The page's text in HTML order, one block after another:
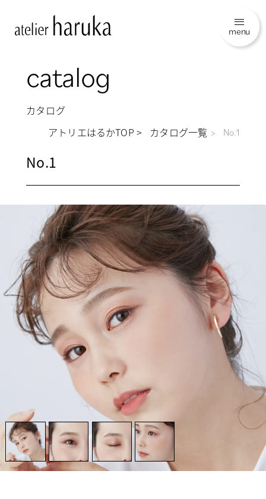
menu
catalog
カタログ
アトリエはるかTOP
カタログ一覧 No.1
No.1